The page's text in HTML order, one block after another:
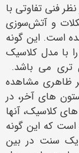
فنی تفاوتی با
و آتش‌سوزی‌
است. این گونه
با مدل کلاسیک
تری می باشد.
ظاهری مشاهده
های آخر، در
کلاسیک، آنها
است که این گونه
یک سنت در بین